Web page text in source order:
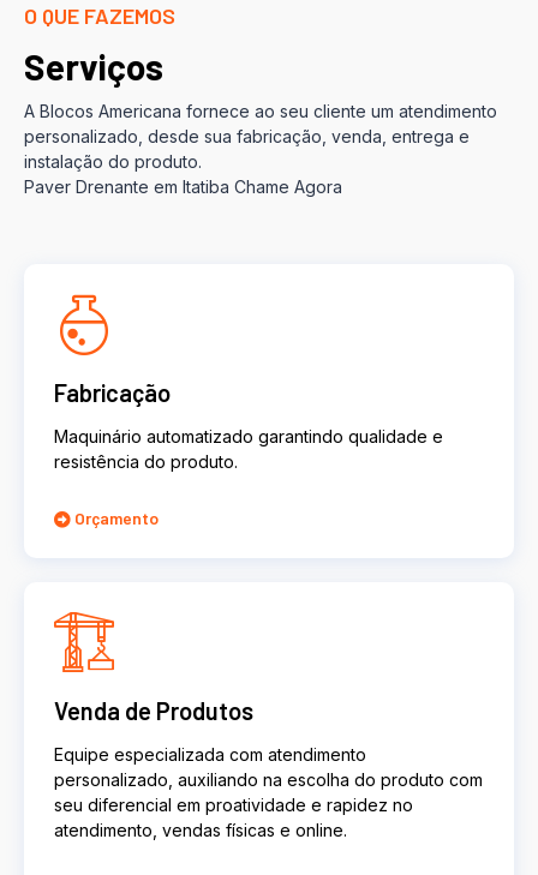
O QUE FAZEMOS
Serviços
A Blocos Americana fornece ao seu cliente um atendimento
personalizado, desde sua fabricação, venda, entrega e
instalação do produto.
Paver Drenante em Itatiba Chame Agora
Fabricação
Maquinário automatizado garantindo qualidade e
resistência do produto.
Orçamento
Venda de Produtos
Equipe especializada com atendimento
personalizado, auxiliando na escolha do produto com
seu diferencial em proatividade e rapidez no
atendimento, vendas físicas e online.